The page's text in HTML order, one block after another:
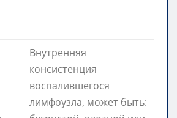
Внутренняя
консистенция
воспалившегося
лимфоузла, может быть: